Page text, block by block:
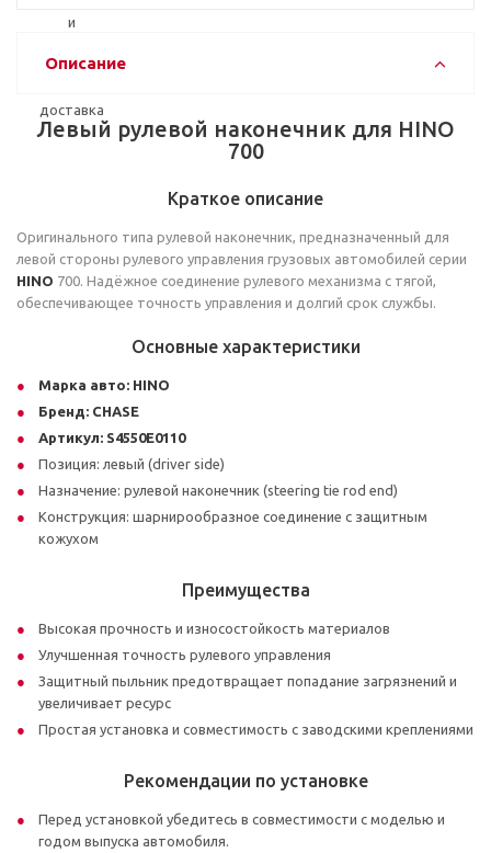
Описание
Левый рулевой наконечник для HINO
700
Краткое описание
Оригинального типа рулевой наконечник, предназначенный для
левой стороны рулевого управления грузовых автомобилей серии
HINO 700. Надёжное соединение рулевого механизма с тягой,
обеспечивающее точность управления и долгий срок службы.
Основные характеристики
Марка авто: HINO
Бренд: CHASE
Артикул: S4550E0110
Позиция: левый (driver side)
Назначение: рулевой наконечник (steering tie rod end)
Конструкция: шарнирообразное соединение с защитным
кожухом
Преимущества
Высокая прочность и износостойкость материалов
Улучшенная точность рулевого управления
Защитный пыльник предотвращает попадание загрязнений и
увеличивает ресурс
Простая установка и совместимость с заводскими креплениями
Рекомендации по установке
Перед установкой убедитесь в совместимости с моделью и
годом выпуска автомобиля.